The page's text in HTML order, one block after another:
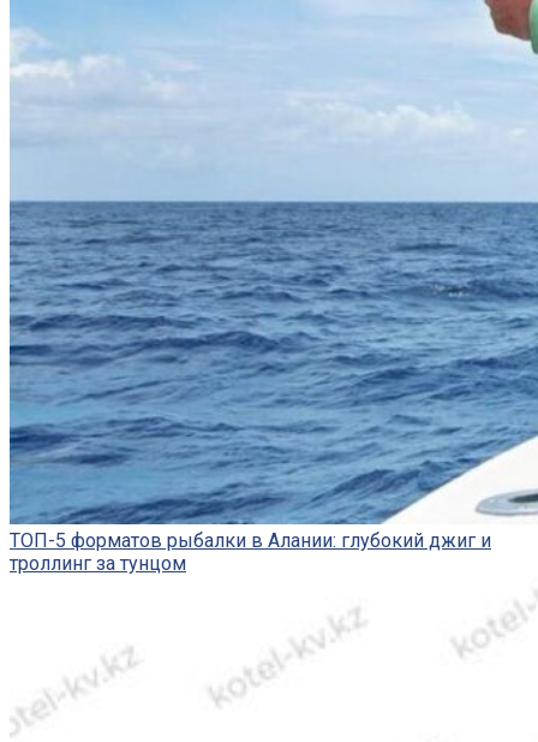
ТОП-5 форматов рыбалки в Алании: глубокий джиг и
троллинг за тунцом